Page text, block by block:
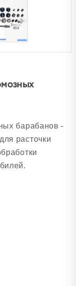
барабанов -
расточки